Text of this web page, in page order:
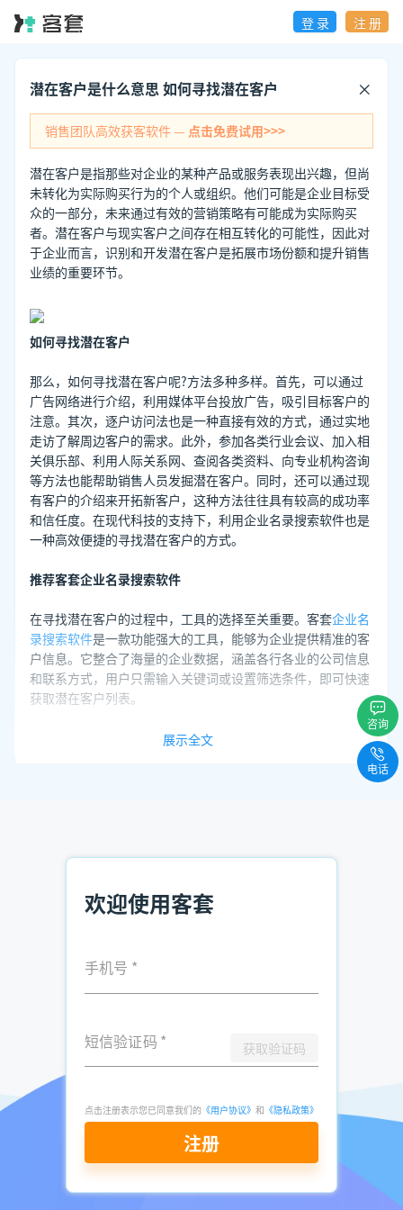
登 录 注 册
潜在客户是什么意思 如何寻找潜在客户
销售团队高效获客软件 — 点击免费试用>>>
潜在客户是指那些对企业的某种产品或服务表现出兴趣，但尚
未转化为实际购买行为的个人或组织。他们可能是企业目标受
众的一部分，未来通过有效的营销策略有可能成为实际购买
者。潜在客户与现实客户之间存在相互转化的可能性，因此对
于企业而言，识别和开发潜在客户是拓展市场份额和提升销售
业绩的重要环节。
如何寻找潜在客户
那么，如何寻找潜在客户呢?方法多种多样。首先，可以通过
广告网络进行介绍，利用媒体平台投放广告，吸引目标客户的
注意。其次，逐户访问法也是一种直接有效的方式，通过实地
走访了解周边客户的需求。此外，参加各类行业会议、加入相
关俱乐部、利用人际关系网、查阅各类资料、向专业机构咨询
等方法也能帮助销售人员发掘潜在客户。同时，还可以通过现
有客户的介绍来开拓新客户，这种方法往往具有较高的成功率
和信任度。在现代科技的支持下，利用企业名录搜索软件也是
一种高效便捷的寻找潜在客户的方式。
推荐客套企业名录搜索软件
在寻找潜在客户的过程中，工具的选择至关重要。客套企业名
录搜索软件是一款功能强大的工具，能够为企业提供精准的客
户信息。它整合了海量的企业数据，涵盖各行各业的公司信息
和联系方式，用户只需输入关键词或设置筛选条件，即可快速
获取潜在客户列表。
立即注册查询
此外，该软件还具备智能分析功能，能够帮助企业深入了解客
推荐阅读：
电销精准客户资源在哪买 电销找客户资源
销售如何获取电话资料 企业资料查找
2025-
03-04
了解更多：客套企业名录搜索软件
展示全文
欢迎使用客套
手机号 *
短信验证码 * 获取验证码
点击注册表示您已同意我们的 《用户协议》 和 《隐私政策》
注册
咨询
电话